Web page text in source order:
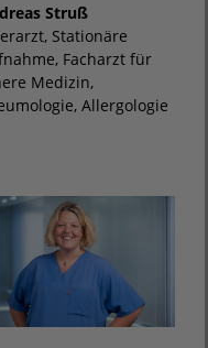
Struß
Stationäre
Facharzt für
Medizin,
Allergologie